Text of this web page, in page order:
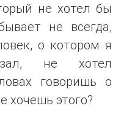
не хотел бы
не всегда,
о котором я
не хотел
говоришь о
хочешь этого?